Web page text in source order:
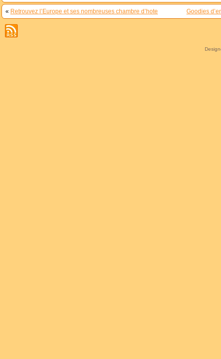
« Retrouvez l’Europe et ses nombreuses chambre d’hote Goodies